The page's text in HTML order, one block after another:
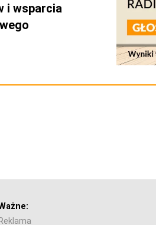
i wsparcia
Reklama